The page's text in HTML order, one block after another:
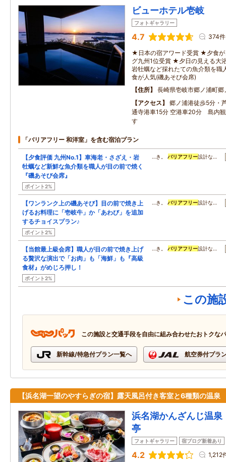
ビューホテル壱岐
フォトギャラリー
4.7 374件
★日本の宿アワード受賞 ★夕食が
グ九州1位受賞 ★夕日の見える
岩牡蠣など採れたての魚介類を職
食が人気(磯あそび会席)
住所
長崎県壱岐市郷ノ浦町
アクセス
郷ノ浦港徒歩5分・
通寺港車15分 空港車20分 島内
す
「バリアフリー 和洋室」を含む宿泊プラン
【夕食評価 九州No.1】車海老・さざえ・岩
牡蠣など新鮮な魚介類を職人が目の前で焼く
『磯あそび会席』
ポイント2%
…き。バリアフリー設計な…
【ワンランク上の磯あそび】目の前で焼き上
げるお料理に「壱岐牛」か「あわび」を追加
するチョイスプラン♪
ポイント2%
…き。バリアフリー設計な…
【当館最上級会席】職人が目の前で焼き上げ
る贅沢な演出で「お肉」も「海鮮」も『高級
食材』がめじろ押し！
ポイント2%
…き。バリアフリー設計な…
この施
この施設と交通手段を自由に組み合わせたおトクな
新幹線/特急付プラン一覧へ 航空券付プラ
【浜名湖一望のやすらぎの宿】露天風呂付き客室と6種類の温泉
浜名湖かんざんじ温
亭
フォトギャラリー 宿ブログ新着あり
4.2 1,212